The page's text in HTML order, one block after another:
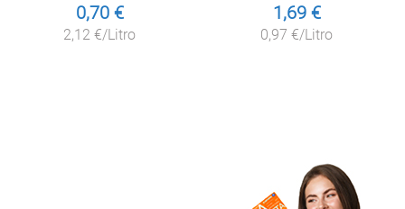
0,70 €
2,12 €/Litro
1,69 €
0,97 €/Litro